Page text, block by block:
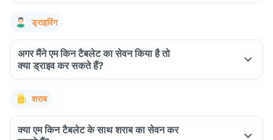
ड्राइविंग
अगर मैंने एम किन टैबलेट का सेवन किया है तो
क्या ड्राइव कर सकते हैं?
शराब
क्या एम किन टैबलेट के साथ शराब का सेवन कर